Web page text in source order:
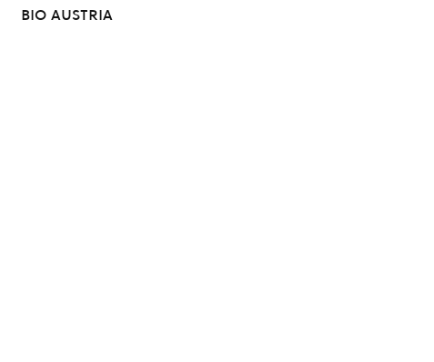
bio austria